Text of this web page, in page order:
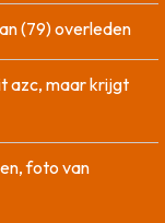
(79) overleden
azc, maar krijgt
foto van